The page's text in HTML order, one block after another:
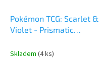
Pokémon TCG: Scarlet &
Violet - Prismatic
Leafeon
Skladem (4 ks)